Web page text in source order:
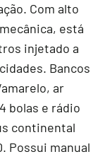
Com alto
está
injetado a
Bancos
ar
bolas e rádio
continental
Possui manual